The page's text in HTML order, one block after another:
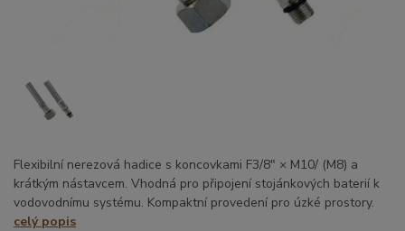
Flexibilní nerezová hadice s koncovkami F3/8" × M10/ (M8) a
krátkým nástavcem. Vhodná pro připojení stojánkových baterií k
vodovodnímu systému. Kompaktní provedení pro úzké prostory.
celý popis